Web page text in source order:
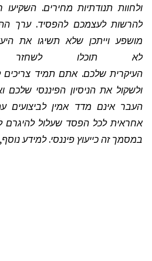
ולחוות תנודתיות מחירים.
להרשות לעצמכם להפסיד. ערך
מושפע וייתכן שלא תשיגו את
לא תוכלו
העיקרית שלכם. אתם תמיד צריכים
ולשקול את הניסיון הפיננסי שלכם
העבר אינם מדד אמין לביצועים
אחראית לכל הפסד שעלול להיגרם
במסמך זה כייעוץ פיננסי. למידע נוסף,